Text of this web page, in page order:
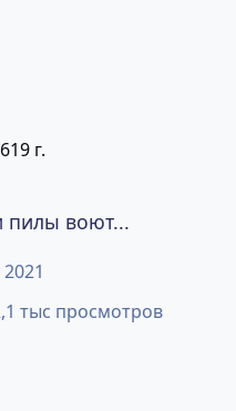
19 г.
пилы воют...
тыс просмотров